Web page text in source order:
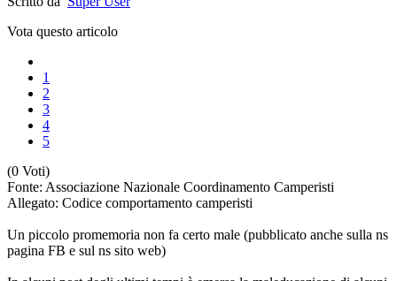
Vota questo articolo
1
2
3
4
5
(0 Voti)
Fonte: Associazione Nazionale Coordinamento Camperisti
Allegato: Codice comportamento camperisti
Un piccolo promemoria non fa certo male (pubblicato anche sulla ns
pagina FB e sul ns sito web)